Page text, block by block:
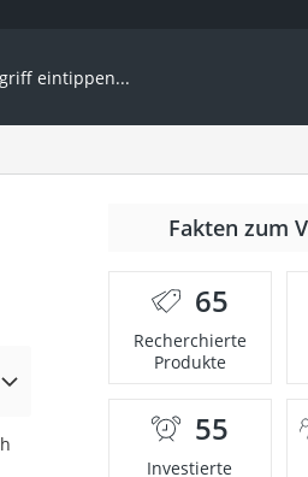
Fakten zum
65
Recherchierte
Produkte
55
Investierte